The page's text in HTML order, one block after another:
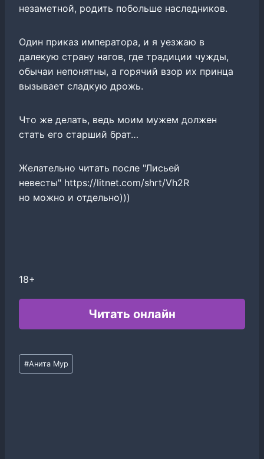
незаметной, родить побольше наследников.
Один приказ императора, и я уезжаю в
далекую страну нагов, где традиции чужды,
обычаи непонятны, а горячий взор их принца
вызывает сладкую дрожь.
Что же делать, ведь моим мужем должен
стать его старший брат…
Желательно читать после "Лисьей
невесты" https://litnet.com/shrt/Vh2R
но можно и отдельно)))
18+
Читать онлайн
Метки
записи:
#Анита Мур